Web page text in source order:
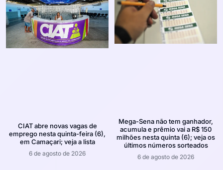
CIAT abre novas vagas de
emprego nesta quinta-feira (6),
em Camaçari; veja a lista
6 de agosto de 2026
Mega-Sena não tem ganhador,
acumula e prêmio vai a R$ 150
milhões nesta quinta (6); veja os
últimos números sorteados
6 de agosto de 2026